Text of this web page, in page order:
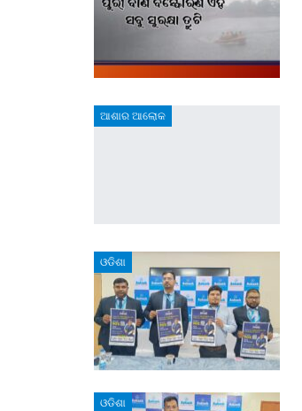
ଆଶାର ଆଲୋକ
ଓଡିଶା
ଓଡିଶା